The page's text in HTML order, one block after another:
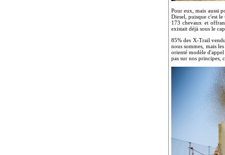
Pour eux, mais aussi
Diesel, puisque c'est
173 chevaux et
existait déjà sous le
85% des X-Trail
nous sommes, mais
orienté modèle
pas sur nos principes,